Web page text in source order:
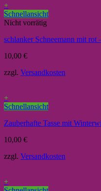
+
Schnellansicht
Nicht vorrätig
schlanker Schneemann mit rot
10,00 €
zzgl. Versandkosten
+
Schnellansicht
Zauberhafte Tasse mit
10,00 €
zzgl. Versandkosten
+